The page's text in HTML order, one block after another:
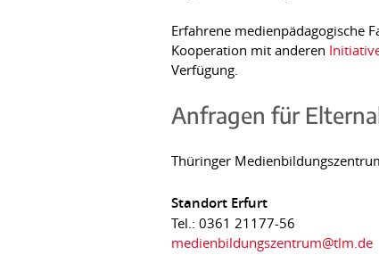
Erfahrene medienpädagogische
Kooperation mit anderen
Verfügung.
Anfragen für
Thüringer
Standort Erfurt
Tel.: 0361 21177-56
medienbildungszentrum@tlm.de